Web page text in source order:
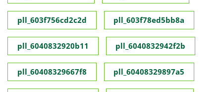
pll_603f756cd2c2d pll_603f78ed5bb8a
pll_6040832920b11 pll_6040832942f2b
pll_60408329667f8 pll_60408329897a5